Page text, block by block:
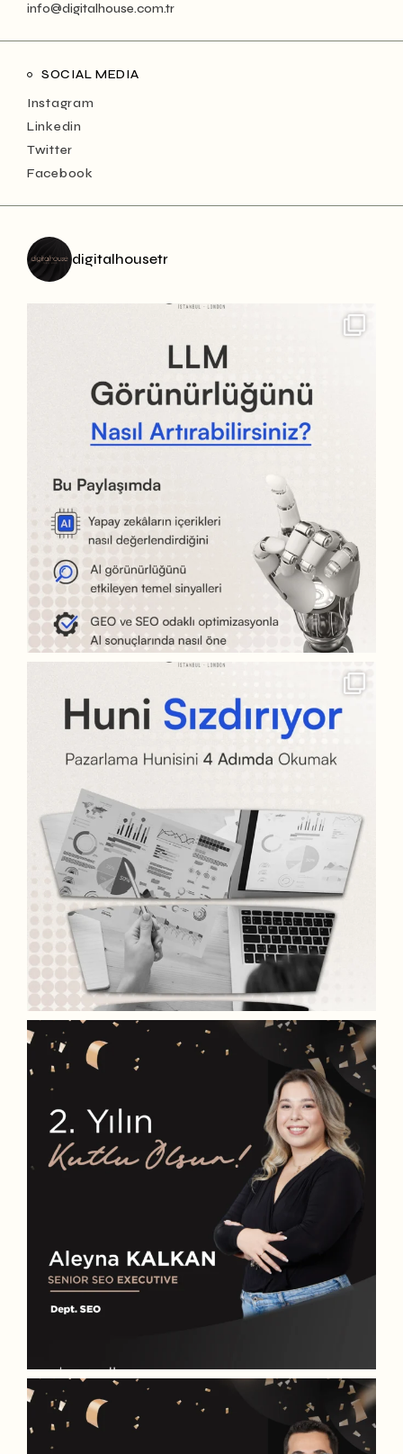
info@digitalhouse.com.tr
SOCIAL MEDIA
Instagram
Linkedin
Twitter
Facebook
digitalhousetr